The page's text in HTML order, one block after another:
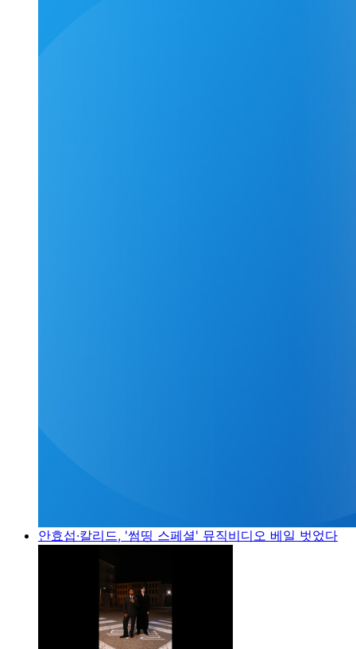
안효섭·칼리드, '썸띵 스페셜' 뮤직비디오 베일 벗었다